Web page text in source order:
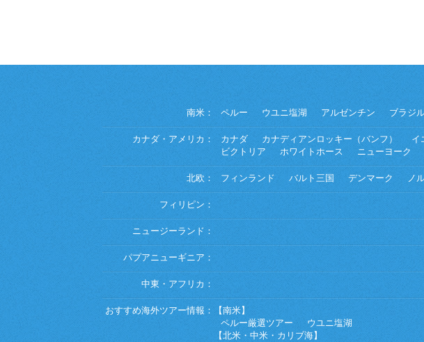
南米： ペルー ウユニ塩湖 アルゼンチン ブラジ
カナダ・アメリカ： カナダ カナディアンロッキー（バンフ） イ
ビクトリア
ホワイトホース ニューヨーク
北欧： フィンランド バルト三国 デンマーク ノ
フィリピン：
ニュージーランド：
パプアニューギニア：
中東・アフリカ：
おすすめ海外ツアー情報：
【南米】
ペルー厳選ツアー
ウユニ塩湖
【北米・中米・カリブ海】